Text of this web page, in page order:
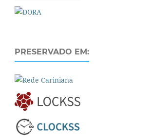
PRESERVADO EM: